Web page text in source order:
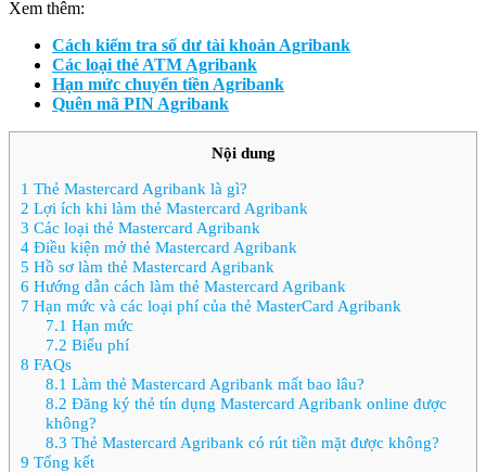
Xem thêm:
Cách kiểm tra số dư tài khoản Agribank
Các loại thẻ ATM Agribank
Hạn mức chuyển tiền Agribank
Quên mã PIN Agribank
Nội dung
1 Thẻ Mastercard Agribank là gì?
2 Lợi ích khi làm thẻ Mastercard Agribank
3 Các loại thẻ Mastercard Agribank
4 Điều kiện mở thẻ Mastercard Agribank
5 Hồ sơ làm thẻ Mastercard Agribank
6 Hướng dẫn cách làm thẻ Mastercard Agribank
7 Hạn mức và các loại phí của thẻ MasterCard Agribank
7.1 Hạn mức
7.2 Biểu phí
8 FAQs
8.1 Làm thẻ Mastercard Agribank mất bao lâu?
8.2 Đăng ký thẻ tín dụng Mastercard Agribank online được
không?
8.3 Thẻ Mastercard Agribank có rút tiền mặt được không?
9 Tổng kết